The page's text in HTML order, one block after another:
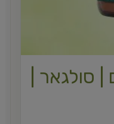
סולגאר |